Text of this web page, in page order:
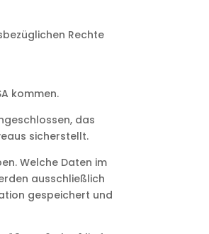
Rechte
kommen.
das
sicherstellt.
Welche Daten im
ausschließlich
gespeichert und